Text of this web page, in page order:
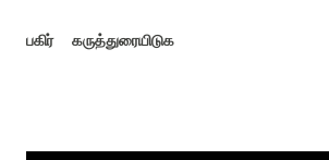
பொங்கல் விழாவை விவரிக்கிறார். நற்றிணை,
பகிர் கருத்துரையிடுக